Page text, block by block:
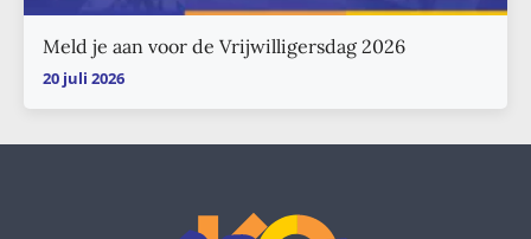
Meld je aan voor de Vrijwilligersdag 2026
20 juli 2026